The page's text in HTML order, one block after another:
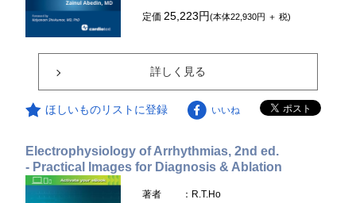
定価 25,223円(本体22,930円 ＋ 税)
詳しく見る
ほしいものリストに登録 いいね
Electrophysiology of Arrhythmias, 2nd ed.
- Practical Images for Diagnosis & Ablation
著者
：R.T.Ho